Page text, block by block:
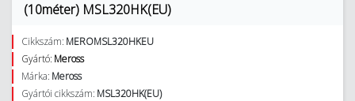
(10méter) MSL320HK(EU)
Cikkszám: MEROMSL320HKEU
Gyártó: Meross
Márka: Meross
Gyártói cikkszám: MSL320HK(EU)